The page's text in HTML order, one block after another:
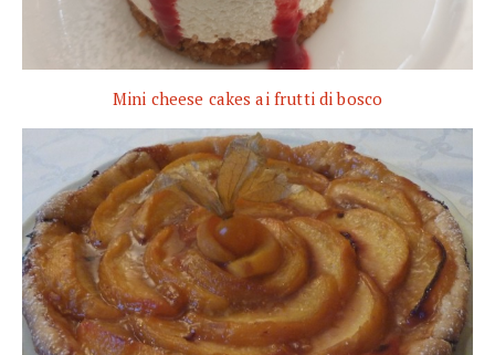
Mini cheese cakes ai frutti di bosco